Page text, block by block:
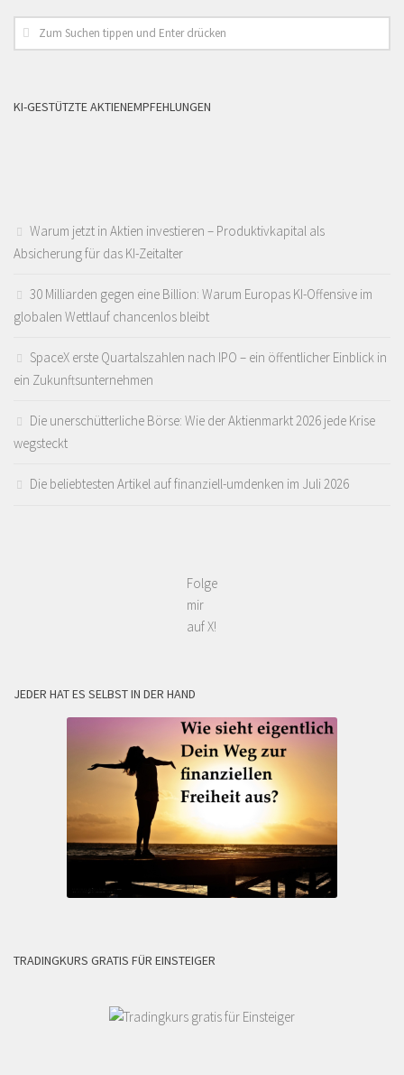
KI-GESTÜTZTE AKTIENEMPFEHLUNGEN
Warum jetzt in Aktien investieren – Produktivkapital als
Absicherung für das KI-Zeitalter
30 Milliarden gegen eine Billion: Warum Europas KI-Offensive im
globalen Wettlauf chancenlos bleibt
SpaceX erste Quartalszahlen nach IPO – ein öffentlicher Einblick in
ein Zukunftsunternehmen
Die unerschütterliche Börse: Wie der Aktienmarkt 2026 jede Krise
wegsteckt
Die beliebtesten Artikel auf finanziell-umdenken im Juli 2026
Folge
mir
auf X!
JEDER HAT ES SELBST IN DER HAND
TRADINGKURS GRATIS FÜR EINSTEIGER